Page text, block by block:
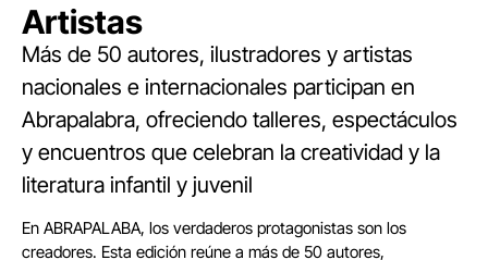
Artistas
Más de 50 autores, ilustradores y artistas
nacionales e internacionales participan en
Abrapalabra, ofreciendo talleres, espectáculos
y encuentros que celebran la creatividad y la
literatura infantil y juvenil
En ABRAPALABA, los verdaderos protagonistas son los
creadores. Esta edición reúne a más de 50 autores,